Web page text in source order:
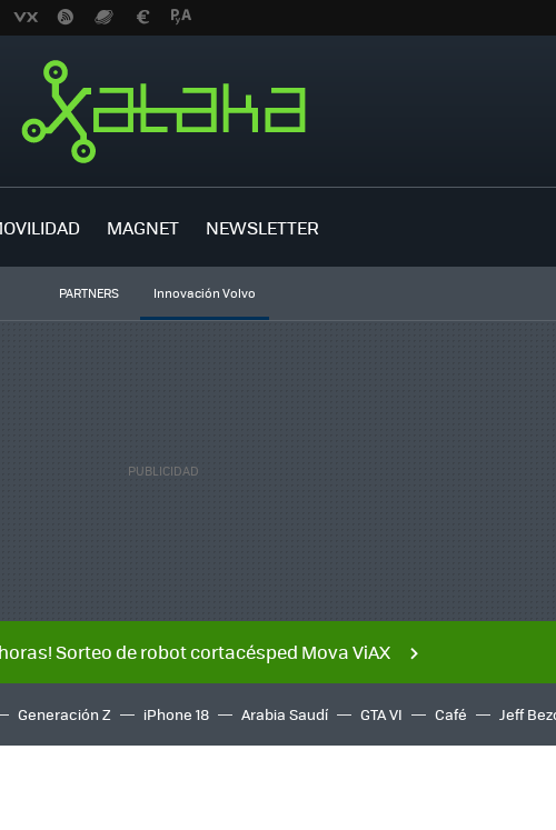
MAGNET NEWSLETTER
PARTNERS Innovación Volvo
Sorteo de robot cortacésped Mova ViAX
Generación Z iPhone 18 Arabia Saudí GTA VI Café Jeff